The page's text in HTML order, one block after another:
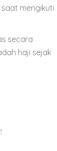
mengikuti
secara
haji sejak